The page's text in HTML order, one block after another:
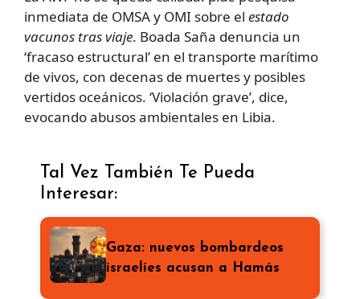
inmediata de OMSA y OMI sobre el estado
vacunos tras viaje. Boada Saña denuncia un
‘fracaso estructural’ en el transporte marítimo
de vivos, con decenas de muertes y posibles
vertidos oceánicos. ‘Violación grave’, dice,
evocando abusos ambientales en Libia.
Tal Vez También Te Pueda
Interesar:
Gaza: nuevos bombardeos
israelíes acusan a Hamás